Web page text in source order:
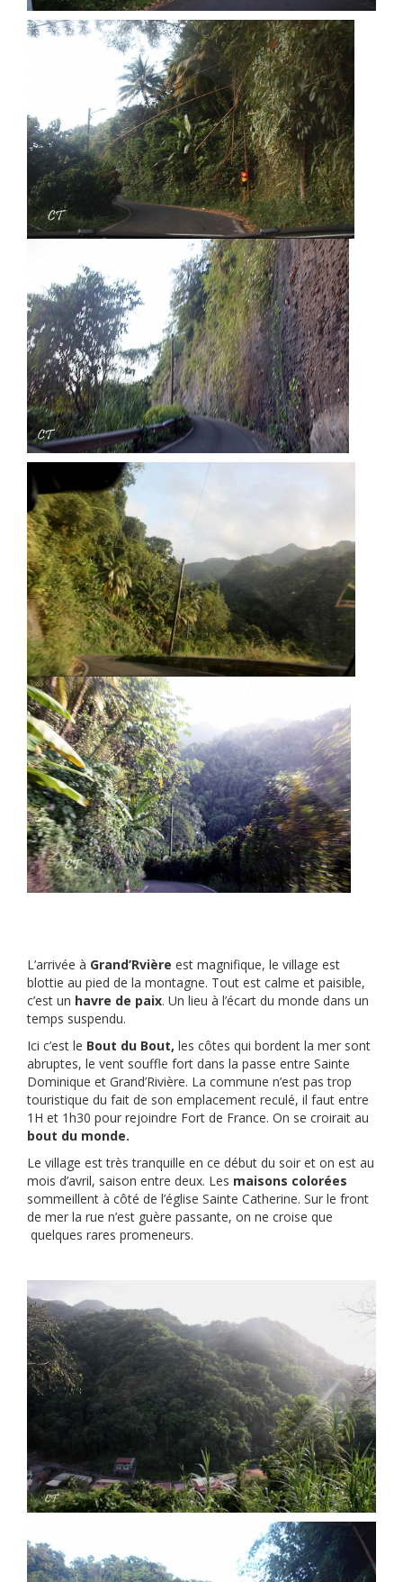
L’arrivée à Grand’Rvière est magnifique, le village est
blottie au pied de la montagne. Tout est calme et paisible,
c’est un havre de paix. Un lieu à l’écart du monde dans un
temps suspendu.
Ici c’est le Bout du Bout, les côtes qui bordent la mer sont
abruptes, le vent souffle fort dans la passe entre Sainte
Dominique et Grand’Rivière. La commune n’est pas trop
touristique du fait de son emplacement reculé, il faut entre
1H et 1h30 pour rejoindre Fort de France. On se croirait au
bout du monde.
Le village est très tranquille en ce début du soir et on est au
mois d’avril, saison entre deux. Les maisons colorées
sommeillent à côté de l’église Sainte Catherine. Sur le front
de mer la rue n’est guère passante, on ne croise que
quelques rares promeneurs.